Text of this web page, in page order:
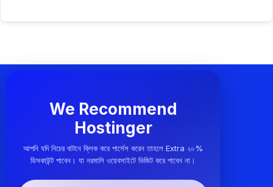
We Recommend
Hostinger
আপনি যদি নিচের বাটনে ক্লিক করে পার্সেস করেন তাহলে Extra ২০%
ডিসকাউন্ট পাবেন। যা নরমালি ওয়েবসাইটে ভিজিট করে পাবেন না।